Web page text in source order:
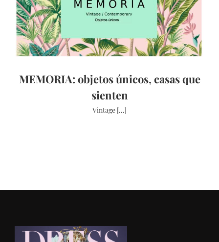
MEMORIA: objetos únicos, casas que
sienten
Vintage [...]